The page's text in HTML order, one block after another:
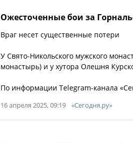
Ожесточенные бои за
Враг несет существенные потери
У Свято-Никольского мужского
монастырь) и у хутора Олешня
По информации Telegram-канала
16 апреля 2025, 09:19 «Сегодня.ру»